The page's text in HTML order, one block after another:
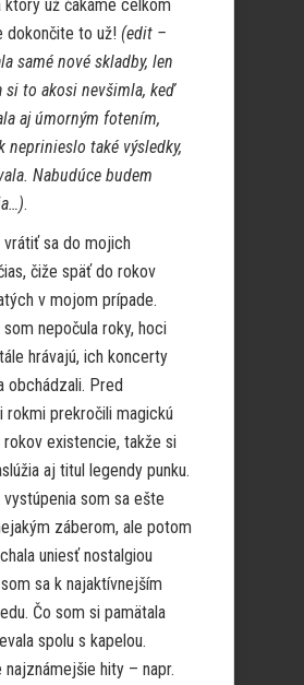
ktorý už čakáme celkom
dokončite to už! (edit –
samé nové skladby, len
si to akosi nevšimla, keď
aj úmorným fotením,
neprinieslo také výsledky,
Nabudúce budem
.
vrátiť sa do mojich
čiže späť do rokov
v mojom prípade.
som nepočula roky, hoci
hrávajú, ich koncerty
obchádzali. Pred
rokmi prekročili magickú
rokov existencie, takže si
aj titul legendy punku.
som sa ešte
záberom, ale potom
uniesť nostalgiou
sa k najaktívnejším
Čo som si pamätala
spolu s kapelou.
najznámejšie hity – napr.